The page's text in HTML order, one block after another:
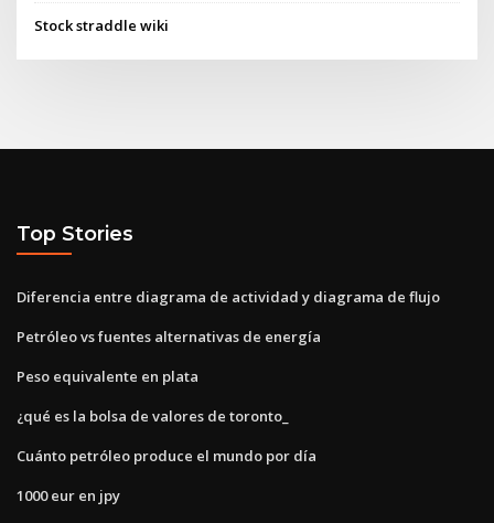
Stock straddle wiki
Top Stories
Diferencia entre diagrama de actividad y diagrama de flujo
Petróleo vs fuentes alternativas de energía
Peso equivalente en plata
¿qué es la bolsa de valores de toronto_
Cuánto petróleo produce el mundo por día
1000 eur en jpy